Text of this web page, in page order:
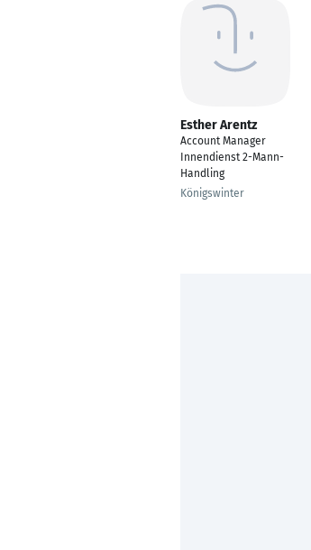
Esther Arentz
Account Manager
Innendienst 2-Mann-
Handling
Königswinter